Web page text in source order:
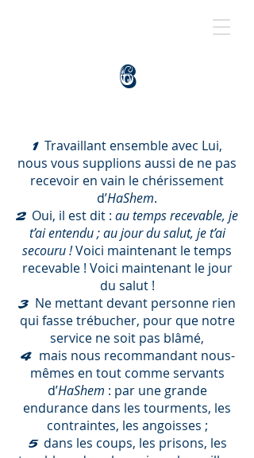
6
1 Travaillant ensemble avec Lui,
nous vous supplions aussi de ne pas
recevoir en vain le chérissement
d’HaShem.
2 Oui, il est dit : au temps recevable, je
t’ai entendu ; au jour du salut, je t’ai
secouru !Voici maintenant le temps
recevable ! Voici maintenant le jour
du salut !
3 Ne mettant devant personne rien
qui fasse trébucher, pour que notre
service ne soit pas blâmé,
4 mais nous recommandant nous-
mêmes en tout comme servants
d’HaShem : par une grande
endurance dans les tourments, les
contraintes, les angoisses ;
5 dans les coups, les prisons, les